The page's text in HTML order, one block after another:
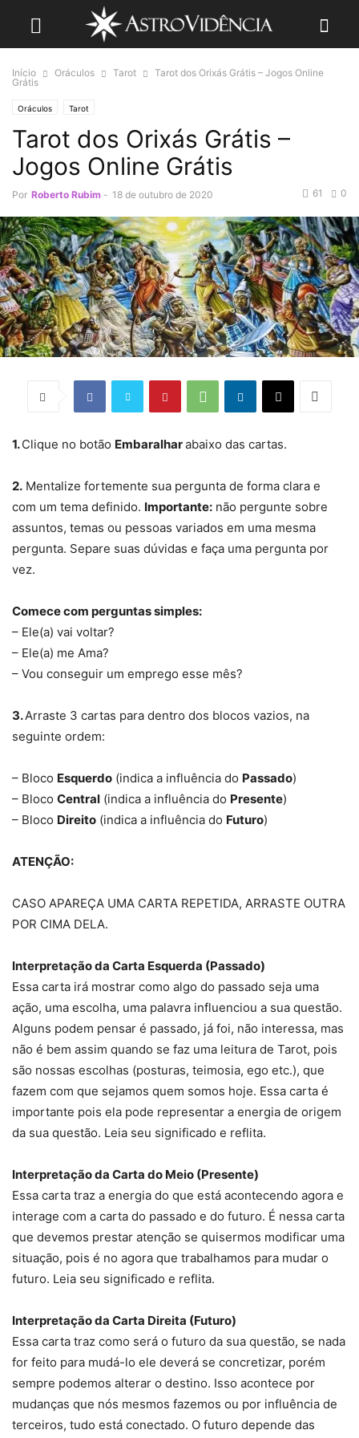
Início Oráculos Tarot
Tarot dos Orixás Grátis – Jogos Online
Grátis
Oráculos Tarot
Tarot dos Orixás Grátis –
Jogos Online Grátis
Por Roberto Rubim - 18 de outubro de 2020 0
61
1.Clique no botão Embaralharabaixo das cartas.
2. Mentalize fortemente sua pergunta de forma clara e
com um tema definido. Importante: não pergunte sobre
assuntos, temas ou pessoas variados em uma mesma
pergunta. Separe suas dúvidas e faça uma pergunta por
vez.
Comece com perguntas simples:
– Ele(a) vai voltar?
– Ele(a) me Ama?
– Vou conseguir um emprego esse mês?
3.Arraste 3 cartas para dentro dos blocos vazios, na
seguinte ordem:
– Bloco Esquerdo (indica a influência do Passado)
– Bloco Central (indica a influência do Presente)
– Bloco Direito (indica a influência do Futuro)
ATENÇÃO:
CASO APAREÇA UMA CARTA REPETIDA, ARRASTE OUTRA
POR CIMA DELA.
Interpretação da Carta Esquerda (Passado)
Essa carta irá mostrar como algo do passado seja uma
ação, uma escolha, uma palavra influenciou a sua questão.
Alguns podem pensar é passado, já foi, não interessa, mas
não é bem assim quando se faz uma leitura de Tarot, pois
são nossas escolhas (posturas, teimosia, ego etc.), que
fazem com que sejamos quem somos hoje. Essa carta é
importante pois ela pode representar a energia de origem
da sua questão. Leia seu significado e reflita.
Interpretação da Carta do Meio (Presente)
Essa carta traz a energia do que está acontecendo agora e
interage com a carta do passado e do futuro. É nessa carta
que devemos prestar atenção se quisermos modificar uma
situação, pois é no agora que trabalhamos para mudar o
futuro. Leia seu significado e reflita.
Interpretação da Carta Direita (Futuro)
Essa carta traz como será o futuro da sua questão, se nada
for feito para mudá-lo ele deverá se concretizar, porém
sempre podemos alterar o destino. Isso acontece por
mudanças que nós mesmos fazemos ou por influência de
terceiros, tudo está conectado. O futuro depende das